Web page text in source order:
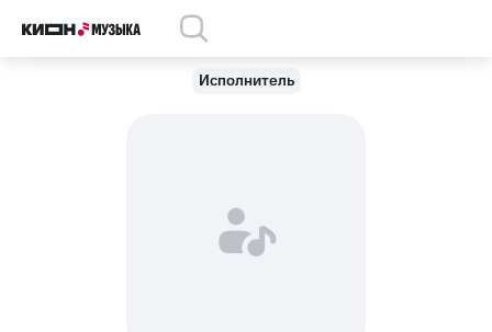
Исполнитель